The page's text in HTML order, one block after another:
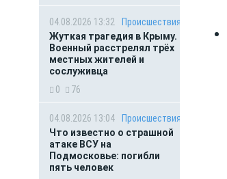
04.08.2026 13:32
Происшествия
Жуткая трагедия в Крыму.
Военный расстрелял трёх
местных жителей и
сослуживца
0
76
04.08.2026 13:04
Происшествия
Что известно о страшной
атаке ВСУ на
Подмосковье: погибли
пять человек